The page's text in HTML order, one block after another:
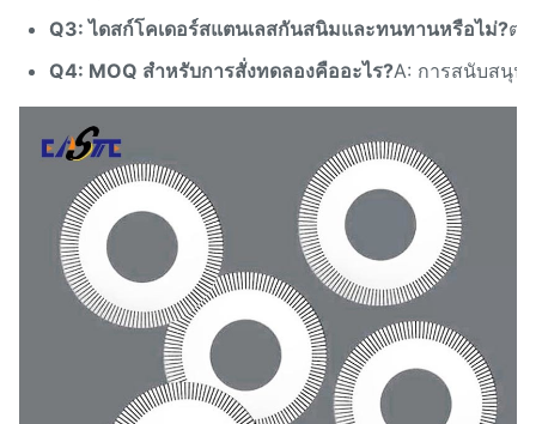
Q3: ไดสก์โคเดอร์สแตนเลสกันสนิมและทนทานหรือไม่?ต
Q4: MOQ สําหรับการสั่งทดลองคืออะไร?A: การสนับสนุน